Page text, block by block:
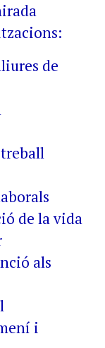
de
de la vida
als
i